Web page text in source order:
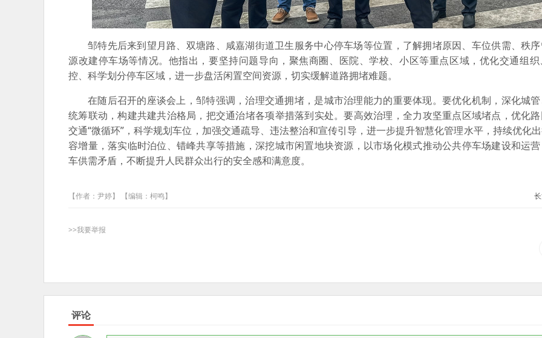
邹特先后来到望月路、双塘路、咸嘉湖街道卫生服务中心停车场等位置，了解拥堵原因、车位供需、秩
源改建停车场等情况。他指出，要坚持问题导向，聚焦商圈、医院、学校、小区等重点区域，优化交通组
控、科学划分停车区域，进一步盘活闲置空间资源，切实缓解道路拥堵难题。
在随后召开的座谈会上，邹特强调，治理交通拥堵，是城市治理能力的重要体现。要优化机制，深化城
统筹联动，构建共建共治格局，把交通治堵各项举措落到实处。要高效治理，全力攻坚重点区域堵点，优化
交通“微循环”，科学规划车位，加强交通疏导、违法整治和宣传引导，进一步提升智慧化管理水平，持续优化
容增量，落实临时泊位、错峰共享等措施，深挖城市闲置地块资源，以市场化模式推动公共停车场建设和运
车供需矛盾，不断提升人民群众出行的安全感和满意度。
【作者：尹婷】 【编辑：柯鸣】
>>我要举报
评论